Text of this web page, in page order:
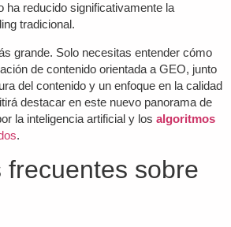
ha reducido significativamente la
tradicional.
grande. Solo necesitas entender cómo
de contenido orientada a GEO, junto
del contenido y un enfoque en la calidad
destacar en este nuevo panorama de
la inteligencia artificial y los algoritmos
.
frecuentes sobre